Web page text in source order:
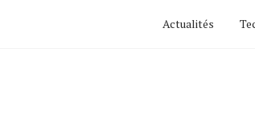
Actualités